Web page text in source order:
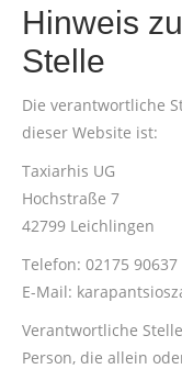
Hinweis
Stelle
Die verantwortliche
dieser Website ist:
Taxiarhis UG
Hochstraße 7
42799 Leichlingen
Telefon: 02175 90637
E-Mail:
Verantwortliche
Person, die allein